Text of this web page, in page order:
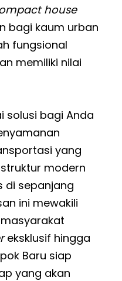
house
bagi kaum urban
fungsional
memiliki nilai
solusi bagi Anda
yang
modern
di sepanjang
ini mewakili
eksklusif hingga
Baru siap
yang akan